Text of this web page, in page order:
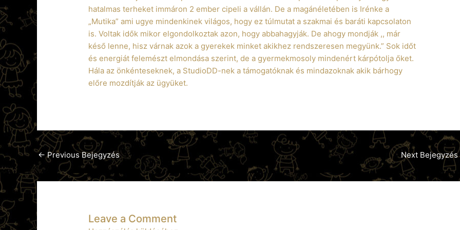
hatalmas terheket immáron 2 ember cipeli a vállán. De a magánéletében is Irénke a
„Mutika” ami ugye mindenkinek világos, hogy ez túlmutat a szakmai és baráti kapcsolaton
is. Voltak idők mikor elgondolkoztak azon, hogy abbahagyják. De ahogy mondják ,, már
késő lenne, hisz várnak azok a gyerekek minket akikhez rendszeresen megyünk.” Sok időt
és energiát felemészt elmondása szerint, de a gyermekmosoly mindenért kárpótolja őket.
Hála az önkénteseknek, a StudioDD-nek a támogatóknak és mindazoknak akik bárhogy
előre mozdítják az ügyüket.
←Previous Bejegyzés Next Bejegyzés
Leave a Comment